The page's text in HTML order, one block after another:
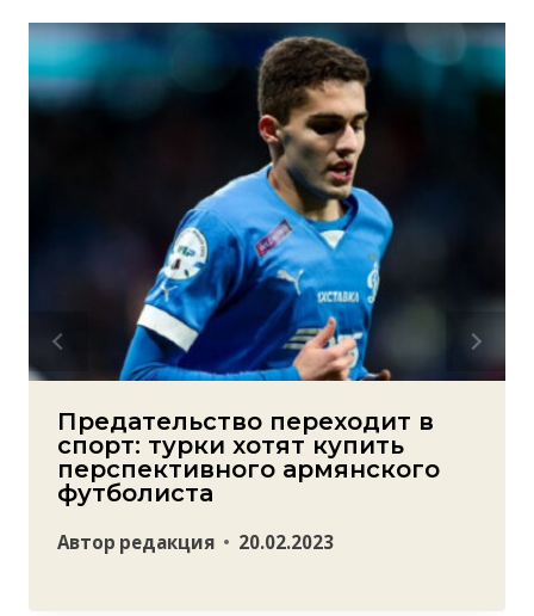
Предательство переходит в
спорт: турки хотят купить
перспективного армянского
футболиста
Автор редакция 20.02.2023